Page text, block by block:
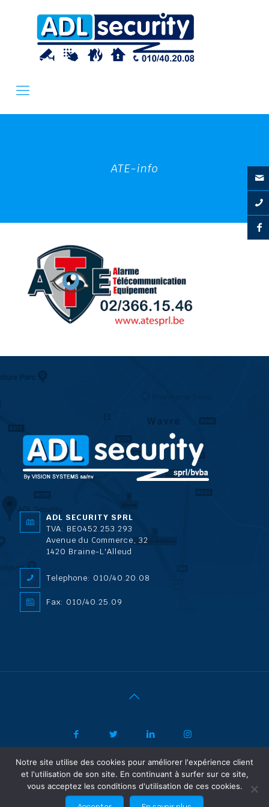
ATE-info
ADL SECURITY SPRL
TVA: BE0452.253.293
Avenue du Commerce, 32
1420 Braine-L'Alleud
Telephone: 010/40.20.08
Fax: 010/40.25.09
© 2022 ADL Security SPRL/BVBA | Politique de confidentialité
Vertrouwelijkheidsbeleid | Powered by SF Concept
FR
Notre site utilise des cookies pour améliorer l'expérience client
et l'utilisation de son site. En continuant à surfer sur ce site,
vous acceptez les conditions d'utilisation de ces cookies.